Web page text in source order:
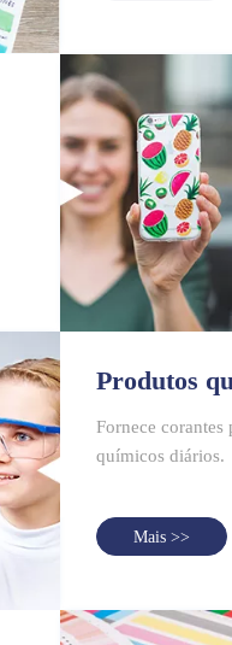
Produtos
Fornece corantes
químicos diários.
Mais >>